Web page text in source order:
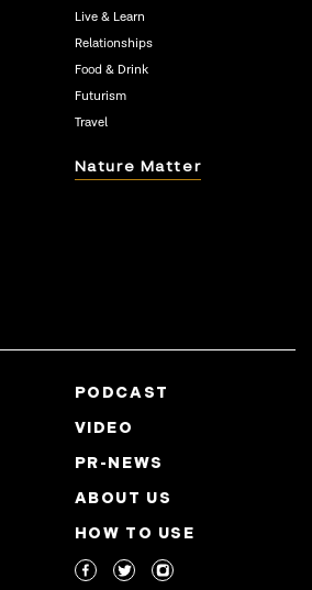
Live & Learn
Relationships
Food & Drink
Futurism
Travel
Nature Matter
PODCAST
VIDEO
PR-NEWS
ABOUT US
HOW TO USE